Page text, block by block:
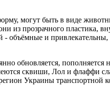
могут быть в виде
прозрачного пластика,
объёмные и
обновляется,
сквиши, Лол и флаффи
Украины транспортной